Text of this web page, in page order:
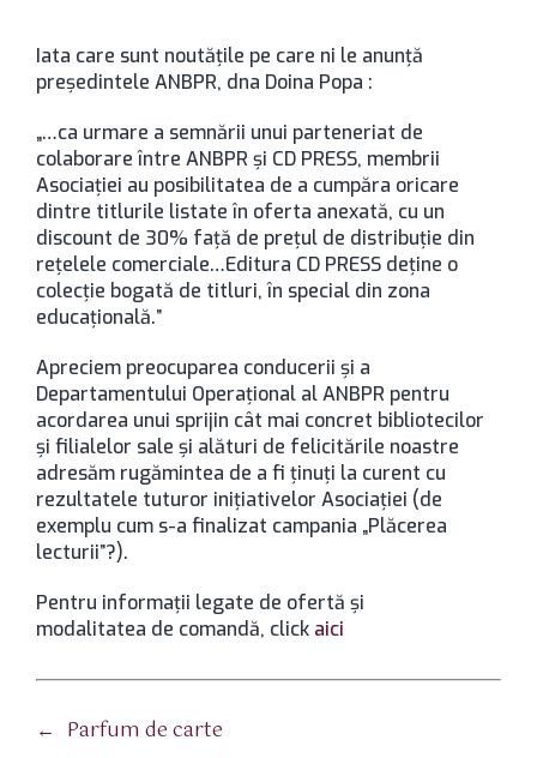
Iata care sunt noutăţile pe care ni le anunţă
preşedintele ANBPR, dna Doina Popa :
„…ca urmare a semnării unui parteneriat de
colaborare între ANBPR și CD PRESS, membrii
Asociației au posibilitatea de a cumpăra oricare
dintre titlurile listate în oferta anexată, cu un
discount de 30% față de prețul de distribuție din
rețelele comerciale…Editura CD PRESS deține o
colecție bogată de titluri, în special din zona
educațională.”
Apreciem preocuparea conducerii şi a
Departamentului Operaţional al ANBPR pentru
acordarea unui sprijin cât mai concret bibliotecilor
şi filialelor sale şi alături de felicitările noastre
adresăm rugămintea de a fi ţinuţi la curent cu
rezultatele tuturor iniţiativelor Asociaţiei (de
exemplu cum s-a finalizat campania „Plăcerea
lecturii”?).
Pentru informaţii legate de ofertă şi
modalitatea de comandă, click aici
← Parfum de carte